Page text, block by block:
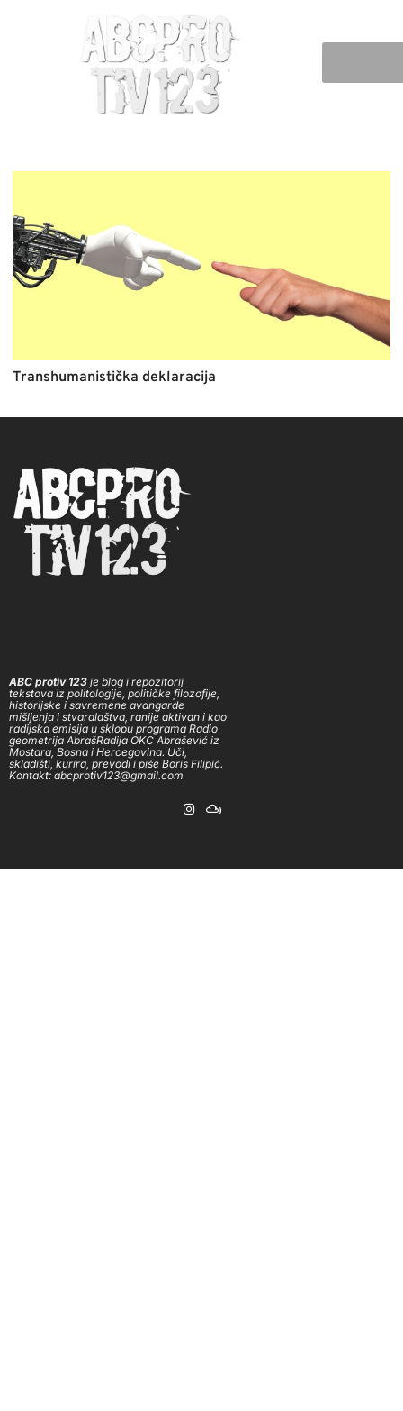
Transhumanistička deklaracija
ABC protiv 123 je blog i repozitorij
tekstova iz politologije, političke filozofije,
historijske i savremene avangarde
mišljenja i stvaralaštva, ranije aktivan i kao
radijska emisija u sklopu programa Radio
geometrija AbrašRadija OKC Abrašević iz
Mostara, Bosna i Hercegovina. Uči,
skladišti, kurira, prevodi i piše Boris Filipić.
Kontakt: abcprotiv123@gmail.com